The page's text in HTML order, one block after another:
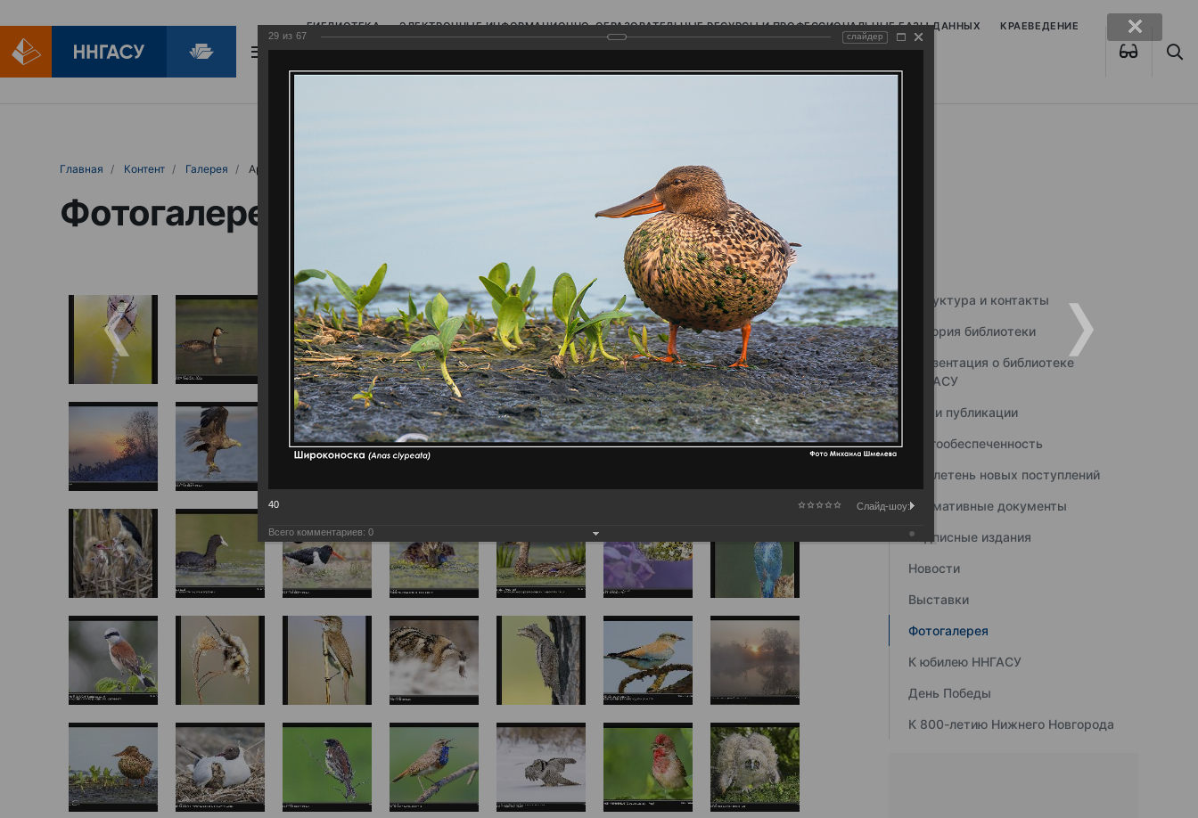
БИБЛИОТЕКА ЭЛЕКТРОННЫЕ ИНФОРМАЦИОННО-ОБРАЗОВАТЕЛЬНЫЕ РЕСУРСЫ И ПРОФЕССИОНАЛЬНЫЕ БАЗЫ ДАННЫХ КРАЕВЕДЕНИЕ
БИБЛИОПОМОЩЬ
Главная Контент Галерея Артемовские луга – жемчужина Нижегородского Поволжья
Фотогалерея
Структура и контакты
История библиотеки
Презентация о библиотеке
ННГАСУ
Наши публикации
Книгообеспеченность
Бюллетень новых поступлений
Нормативные документы
Подписные издания
Новости
Выставки
Фотогалерея
К юбилею ННГАСУ
День Победы
К 800-летию Нижнего Новгорода
29 из 67 слайдер
40 Слайд-шоу:
Всего комментариев: 0